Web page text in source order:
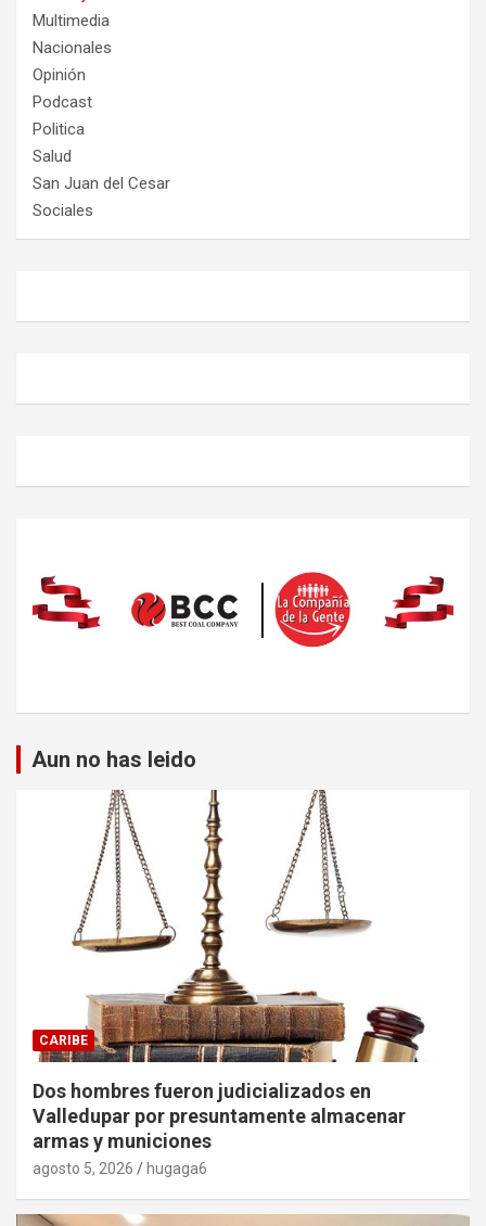
Multimedia
Nacionales
Opinión
Podcast
Politica
Salud
San Juan del Cesar
Sociales
Aun no has leido
CARIBE
Dos hombres fueron judicializados en
Valledupar por presuntamente almacenar
armas y municiones
agosto 5, 2026 hugaga6